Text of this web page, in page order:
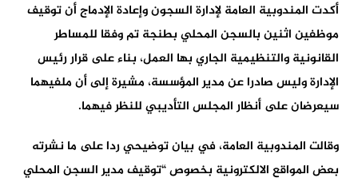
أكدت المندوبية العامة لإدارة السجون وإعادة الإدماج أن توقيف
موظفين اثنين بالسجن المحلي بطنجة تم وفقا للمساطر
القانونية والتنظيمية الجاري بها العمل، بناء على قرار رئيس
الإدارة وليس صادرا عن مدير المؤسسة، مشيرة إلى أن ملفيهما
سيعرضان على أنظار المجلس التأديبي للنظر فيهما.
وقالت المندوبية العامة، في بيان توضيحي ردا على ما نشرته
بعض المواقع الالكترونية بخصوص “توقيف مدير السجن المحلي